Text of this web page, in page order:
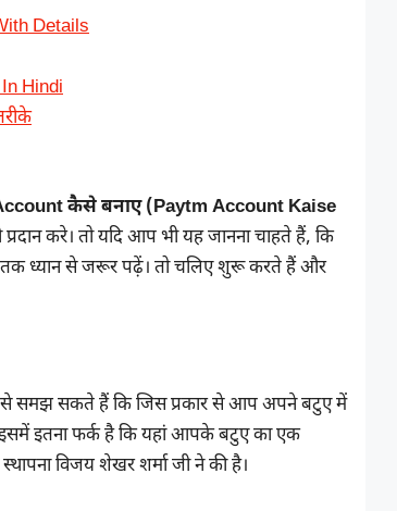
Details
Hindi
कैसे बनाए (Paytm Account Kaise
करे। तो यदि आप भी यह जानना चाहते हैं, कि
ध्यान से जरूर पढ़ें। तो चलिए शुरू करते हैं और
समझ सकते हैं कि जिस प्रकार से आप अपने बटुए में
इतना फर्क है कि यहां आपके बटुए का एक
विजय शेखर शर्मा जी ने की है।